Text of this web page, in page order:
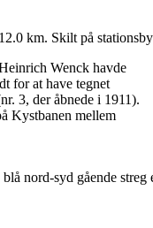
km. Skilt på
Wenck havde
for at have tegnet
3, der åbnede i 1911).
Kystbanen mellem
nord-syd gående